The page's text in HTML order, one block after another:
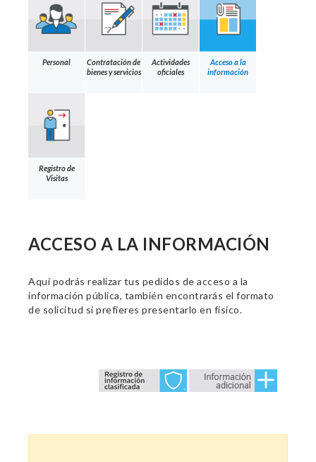
Personal
Contratación de
bienes y servicios
Actividades
oficiales
Acceso a la
información
Registro de
Visitas
ACCESO A LA INFORMACIÓN
Aquí podrás realizar tus pedidos de acceso a la
información pública, también encontrarás el formato
de solicitud si prefieres presentarlo en físico.